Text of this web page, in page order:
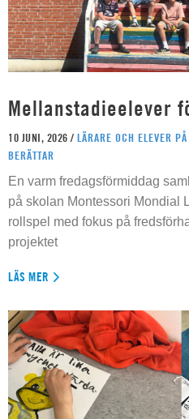
Mellanstadieelever
10 JUNI, 2026 / LÄRARE OCH ELEVER
BERÄTTAR
En varm fredagsförmiddag
på skolan Montessori Mondial
rollspel med fokus på
projektet
LÄS MER